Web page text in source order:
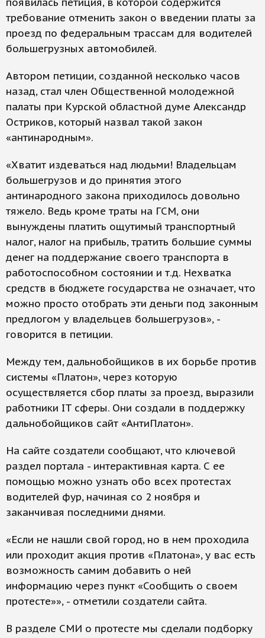
появилась петиция, в которой содержится
требование отменить закон о введении платы за
проезд по федеральным трассам для водителей
большегрузных автомобилей.
Автором петиции, созданной несколько часов
назад, стал член Общественной молодежной
палаты при Курской областной думе Александр
Остриков, который назвал такой закон
«антинародным».
«Хватит издеваться над людьми! Владельцам
большегрузов и до принятия этого
антинародного закона приходилось довольно
тяжело. Ведь кроме траты на ГСМ, они
вынуждены платить ощутимый транспортный
налог, налог на прибыль, тратить большие суммы
денег на поддержание своего транспорта в
работоспособном состоянии и т.д. Нехватка
средств в бюджете государства не означает, что
можно просто отобрать эти деньги под законным
предлогом у владельцев большегрузов», -
говорится в петиции.
Между тем, дальнобойщиков в их борьбе против
системы «Платон», через которую
осуществляется сбор платы за проезд, выразили
работники IT сферы. Они создали в поддержку
дальнобойщиков сайт «АнтиПлатон».
На сайте создатели сообщают, что ключевой
раздел портала - интерактивная карта. С ее
помощью можно узнать обо всех протестах
водителей фур, начиная со 2 ноября и
заканчивая последними днями.
«Если не нашли свой город, но в нем проходила
или проходит акция против «Платона», у вас есть
возможность самим добавить о ней
информацию через пункт «Сообщить о своем
протесте»», - отметили создатели сайта.
В разделе СМИ о протесте мы сделали подборку